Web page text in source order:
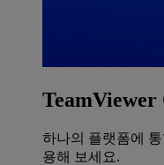
TeamViewer
하나의 플랫폼에
용해 보세요.